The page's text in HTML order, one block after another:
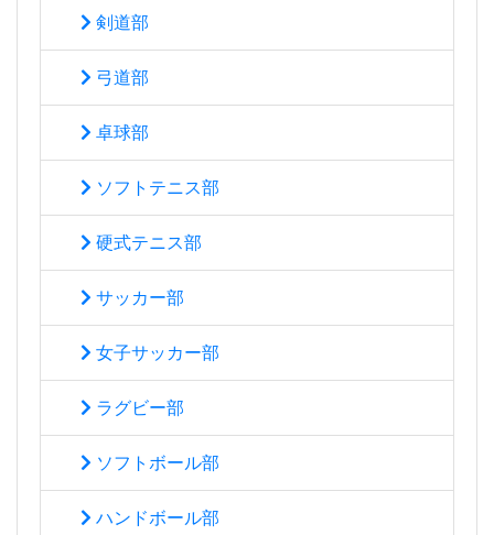
剣道部
弓道部
卓球部
ソフトテニス部
硬式テニス部
サッカー部
女子サッカー部
ラグビー部
ソフトボール部
ハンドボール部